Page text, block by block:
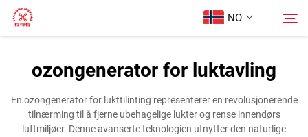
NO
Produkter
Søk
ozongenerator for luktavling
En ozongenerator for lukttilinting representerer en revolusjonerende
tilnærming til å fjerne ubehagelige lukter og rense innendørs
luftmiljøer. Denne avanserte teknologien utnytter den naturlige